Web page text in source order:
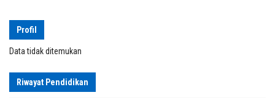
Profil
Data tidak ditemukan
Riwayat Pendidikan